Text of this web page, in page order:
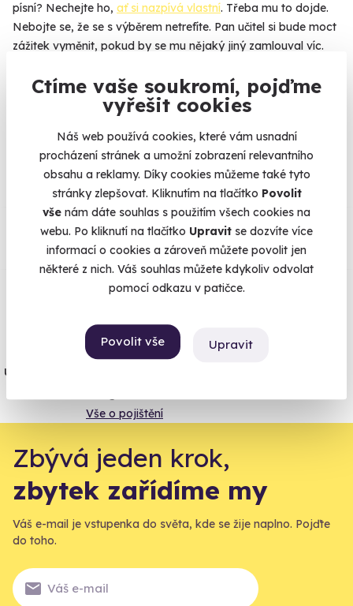
Ctíme vaše soukromí, pojďme
vyřešit cookies
Náš web používá cookies, které vám usnadní
procházení stránek a umožní zobrazení relevantního
obsahu a reklamy. Díky cookies můžeme také tyto
stránky zlepšovat. Kliknutím na tlačítko Povolit
vše nám dáte souhlas s použitím všech cookies na
webu. Po kliknutí na tlačítko Upravit se dozvíte více
informací o cookies a zároveň můžete povolit jen
některé z nich. Váš souhlas můžete kdykoliv odvolat
pomocí odkazu v patičce.
Povolit vše Upravit
písní? Nechejte ho, ať si nazpívá vlastní. Třeba mu to dojde.
Nebojte se, že se s výběrem netrefíte. Pan učitel si bude moct
zážitek vyměnit, pokud by se mu nějaký jiný zamlouval víc.
Naheureka.cz máme
96% spokojenost zákazníků.
Co si o nás myslí
Jeden nikdy neví. Máme nejvyšší
úrazové pojištění z nabídky zážitkových
Vše o pojištění
Zbývá jeden krok,
zbytek zařídíme my
Váš e-mail je vstupenka do světa, kde se žije naplno. Pojďte
do toho.